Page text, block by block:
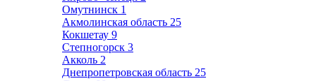
Омутнинск 1
Акмолинская область 25
Кокшетау 9
Степногорск 3
Акколь 2
Днепропетровская область 25